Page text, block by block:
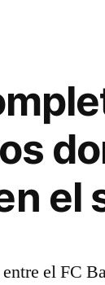
el
el FC